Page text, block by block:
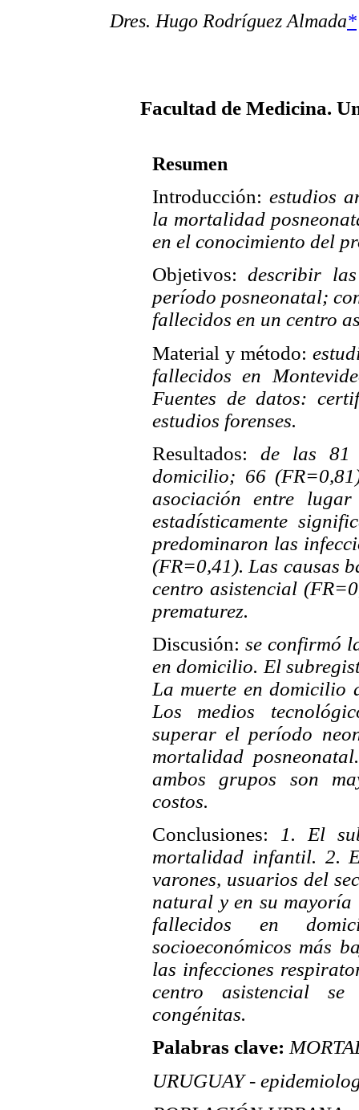
Dres. Hugo Rodríguez Almada*
Facultad de Medicina.
Resumen
Introducción: estudios
la mortalidad
en el conocimiento del
Objetivos:describir
período posneonatal;
fallecidos en un centro
Material y método:
fallecidos en
Fuentes de datos:
estudios forenses.
Resultados:
de las 81
domicilio; 66
asociación entre
estadísticamente
predominaron las
(FR=0,41). Las causas
centro asistencial
prematurez.
Discusión:se confirmó
en domicilio. El
La muerte en domicilio
Los medios
superar el período
mortalidad
ambos grupos son
costos.
Conclusiones:
1. El
mortalidad infantil. 2.
varones, usuarios del
natural y en su mayoría
fallecidos en
socioeconómicos más
las infecciones
centro asistencial
congénitas.
Palabras clave:
URUGUAY -